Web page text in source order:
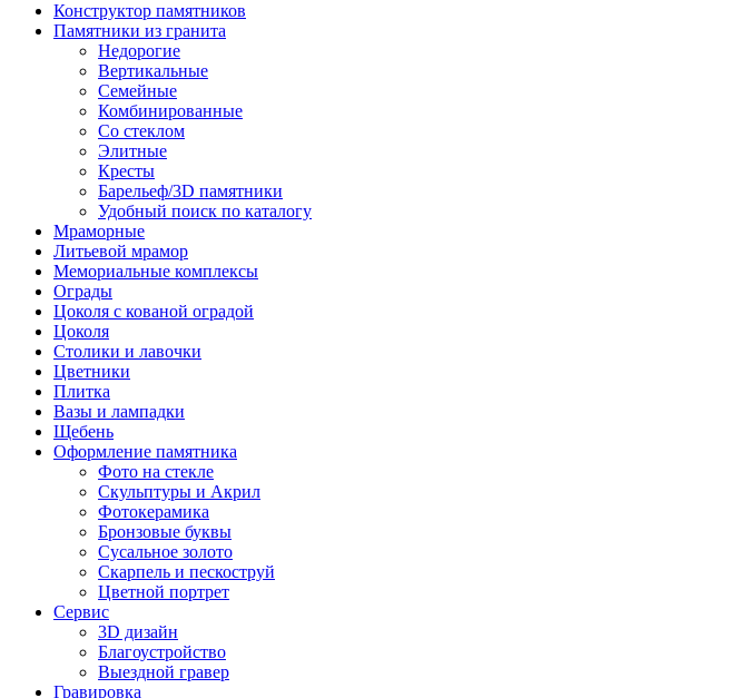
Конструктор памятников
Памятники из гранита
Недорогие
Вертикальные
Семейные
Комбинированные
Со стеклом
Элитные
Кресты
Барельеф/3D памятники
Удобный поиск по каталогу
Мраморные
Литьевой мрамор
Мемориальные комплексы
Ограды
Цоколя с кованой оградой
Цоколя
Столики и лавочки
Цветники
Плитка
Вазы и лампадки
Щебень
Оформление памятника
Фото на стекле
Скульптуры и Акрил
Фотокерамика
Бронзовые буквы
Сусальное золото
Скарпель и пескоструй
Цветной портрет
Сервис
3D дизайн
Благоустройство
Выездной гравер
Гравировка